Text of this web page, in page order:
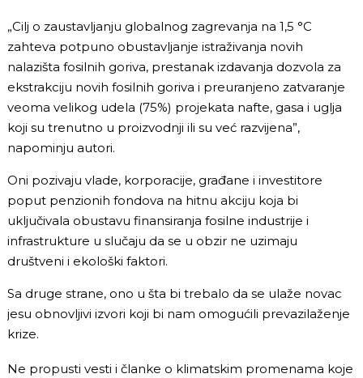
„Cilj o zaustavljanju globalnog zagrevanja na 1,5 °C
zahteva potpuno obustavljanje istraživanja novih
nalazišta fosilnih goriva, prestanak izdavanja dozvola za
ekstrakciju novih fosilnih goriva i preuranjeno zatvaranje
veoma velikog udela (75%) projekata nafte, gasa i uglja
koji su trenutno u proizvodnji ili su već razvijena”,
napominju autori.
Oni pozivaju vlade, korporacije, građane i investitore
poput penzionih fondova na hitnu akciju koja bi
uključivala obustavu finansiranja fosilne industrije i
infrastrukture u slučaju da se u obzir ne uzimaju
društveni i ekološki faktori.
Sa druge strane, ono u šta bi trebalo da se ulaže novac
jesu obnovljivi izvori koji bi nam omogućili prevazilaženje
krize.
Ne propusti vesti i članke o klimatskim promenama koje